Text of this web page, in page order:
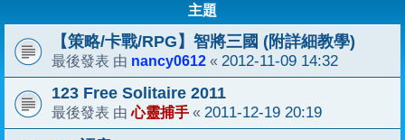
主題
【策略/卡戰/RPG】智將三國 (附詳細教學)
最後發表 由 nancy0612 « 2012-11-09 14:32
123 Free Solitaire 2011
最後發表 由心靈捕手 « 2011-12-19 20:19